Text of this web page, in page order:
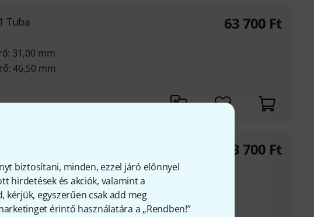
biztosítani, minden, ezzel járó előnnyel
hirdetések és akciók, valamint a
kérjük, egyszerűen csak add meg
érintő használatára a „Rendben!”
Tuba
31,00 mm
46,50 mm
63 700 Ft
31,25 mm
47,50 mm
63 700 Ft